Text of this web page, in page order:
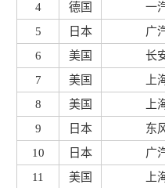
4
德国
一
5
日本
广
6
美国
长
7
美国
上
8
美国
上
9
日本
东
10
日本
广
11
美国
上